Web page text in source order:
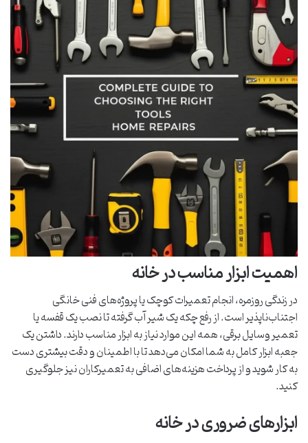
اهمیت ابزار مناسب در خانه
در زندگی روزمره، انجام تعمیرات کوچک یا پروژه‌های فنی خانگی
اجتناب‌ناپذیر است. از رفع چکه یک شیر آب گرفته تا نصب یک قفسه یا
تعمیر وسایل برقی، همه این موارد نیاز به ابزار مناسب دارند. داشتن یک
جعبه ابزار کامل به شما امکان می‌دهد تا با اطمینان و دقت بیشتری دست
به کار شوید و از پرداخت هزینه‌های اضافی به تعمیرکاران نیز جلوگیری
کنید.
ابزارهای ضروری در خانه